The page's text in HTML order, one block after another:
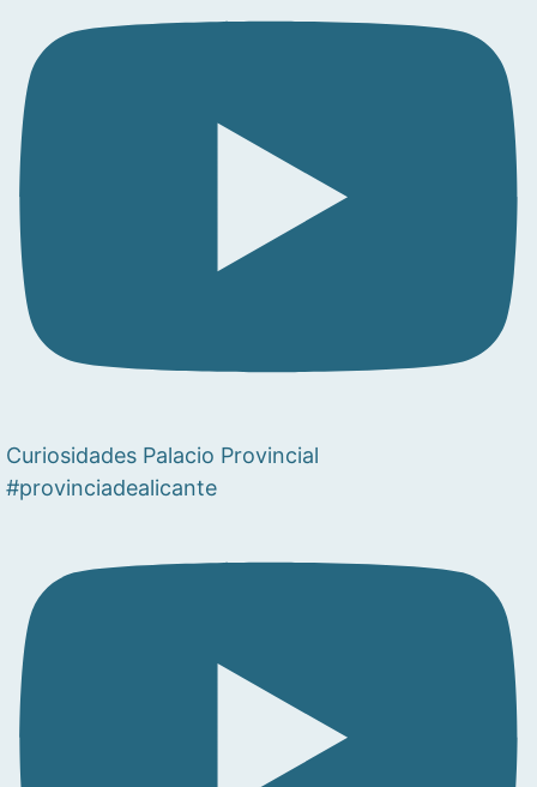
Curiosidades Palacio Provincial
#provinciadealicante